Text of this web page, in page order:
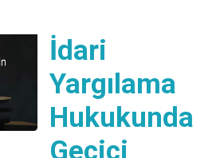
İdari
Yargılama
Hukukunda
Geçici